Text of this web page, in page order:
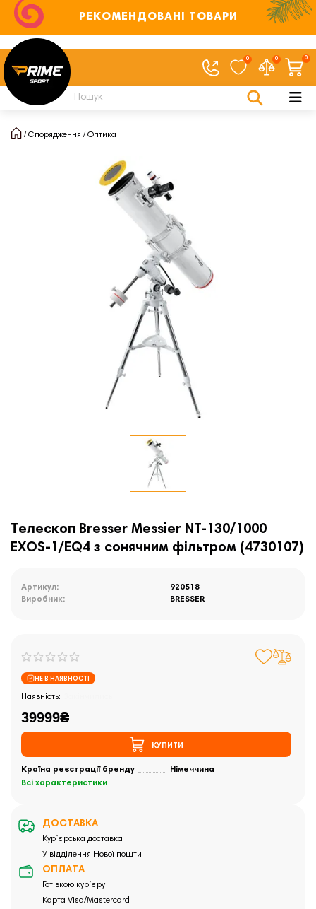
РЕКОМЕНДОВАНІ ТОВАРИ
0 0 0
Спорядження Оптика
Телескоп Bresser Messier NT-130/1000
EXOS-1/EQ4 з сонячним фільтром (4730107)
Артикул:
920518
Виробник:
BRESSER
НЕ В НАЯВНОСТІ
39999₴
КУПИТИ
Країна реєстрації бренду
Німеччина
Всі характеристики
ДОСТАВКА
Кур`єрська доставка
У відділення Нової пошти
ОПЛАТА
Готівкою кур`єру
Карта Visa/Mastercard